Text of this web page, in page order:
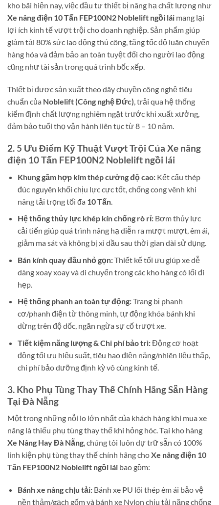
kho bãi hiện nay, việc đầu tư thiết bị nâng hạ chất lượng như
Xe nâng điện 10 Tấn FEP100N2 Noblelift ngồi lái mang lại
lợi ích kinh tế vượt trội cho doanh nghiệp. Sản phẩm giúp
giảm tải 80% sức lao động thủ công, tăng tốc độ luân chuyển
hàng hóa và đảm bảo an toàn tuyệt đối cho người lao động
cũng như tài sản trong quá trình bốc xếp.
Thiết bị được sản xuất theo dây chuyền công nghệ tiêu
chuẩn của Noblelift (Công nghệ Đức), trải qua hệ thống
kiểm định chất lượng nghiêm ngặt trước khi xuất xưởng,
đảm bảo tuổi thọ vận hành liên tục từ 8 – 10 năm.
2. 5 Ưu Điểm Kỹ Thuật Vượt Trội Của Xe nâng
điện 10 Tấn FEP100N2 Noblelift ngồi lái
Khung gầm hợp kim thép cường độ cao:Kết cấu thép
đúc nguyên khối chịu lực cực tốt, chống cong vênh khi
nâng tải trọng tối đa 10 Tấn.
Hệ thống thủy lực khép kín chống rò rỉ:Bơm thủy lực
cải tiến giúp quá trình nâng hạ diễn ra mượt mượt, êm ái,
giảm ma sát và không bị xì dầu sau thời gian dài sử dụng.
Bán kính quay đầu nhỏ gọn:Thiết kế tối ưu giúp xe dễ
dàng xoay xoay và di chuyển trong các kho hàng có lối đi
hẹp.
Hệ thống phanh an toàn tự động:Trang bị phanh
cơ/phanh điện từ thông minh, tự động khóa bánh khi
dừng trên độ dốc, ngăn ngừa sự cố trượt xe.
Tiết kiệm năng lượng & Chi phí bảo trì:Động cơ hoạt
động tối ưu hiệu suất, tiêu hao điện năng/nhiên liệu thấp,
chi phí bảo dưỡng định kỳ vô cùng kinh tế.
3. Kho Phụ Tùng Thay Thế Chính Hãng Sẵn Hàng
Tại Đà Nẵng
Một trong những nỗi lo lớn nhất của khách hàng khi mua xe
nâng là thiếu phụ tùng thay thế khi hỏng hóc. Tại kho hàng
Xe Nâng Hay Đà Nẵng, chúng tôi luôn dự trữ sẵn có 100%
linh kiện phụ tùng thay thế chính hãng choXe nâng điện 10
Tấn FEP100N2 Noblelift ngồi lái bao gồm:
Bánh xe nâng chịu tải:Bánh xe PU lõi thép êm ái bảo vệ
nền thảm/gạch gốm và bánh xe Nylon chịu tải nặng chống